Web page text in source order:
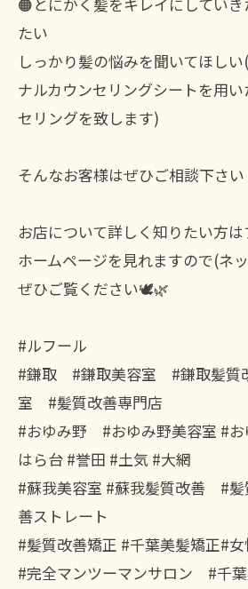
たい
しっかり髪の悩みを聞いてほし
ナルカウンセリングシートを用
セリングを致します)
そんなお客様はぜひご相談下さい
お店について詳しく知りたい方
ホームページを見れますので(ネ
ぜひご覧ください🕊🌿
#ルフール
#鎌取 #鎌取美容室 #鎌取髪質
室 #髪質改善専門店
#おゆみ野 #おゆみ野美容室 #お
はら台 #誉田 #土気 #大網
#蘇我美容室 #蘇我髪質改善 #髪
善ストレート
#髪質改善矯正 #千葉美髪矯正#
#完全マンツーマンサロン #千葉